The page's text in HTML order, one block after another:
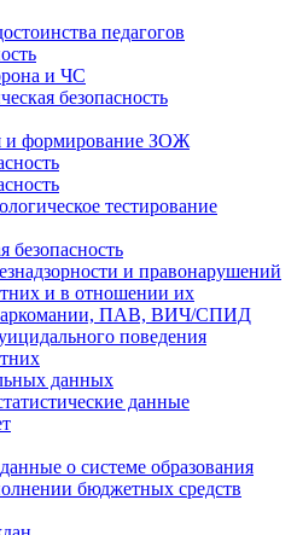
педагогов
и ЧС
безопасность
и формирование ЗОЖ
тестирование
и правонарушений
и в отношении их
ПАВ, ВИЧ/СПИД
поведения
данных
данные
о системе образования
бюджетных средств